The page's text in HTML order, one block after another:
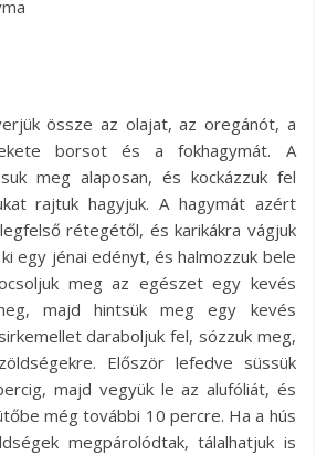
össze az olajat, az oregánót, a
borsot és a fokhagymát. A
meg alaposan, és kockázzuk fel
rajtuk hagyjuk. A hagymát azért
rétegétől, és karikákra vágjuk
egy jénai edényt, és halmozzuk bele
meg az egészet egy kevés
majd hintsük meg egy kevés
daraboljuk fel, sózzuk meg,
Először lefedve süssük
majd vegyük le az alufóliát, és
még további 10 percre. Ha a hús
megpárolódtak, tálalhatjuk is